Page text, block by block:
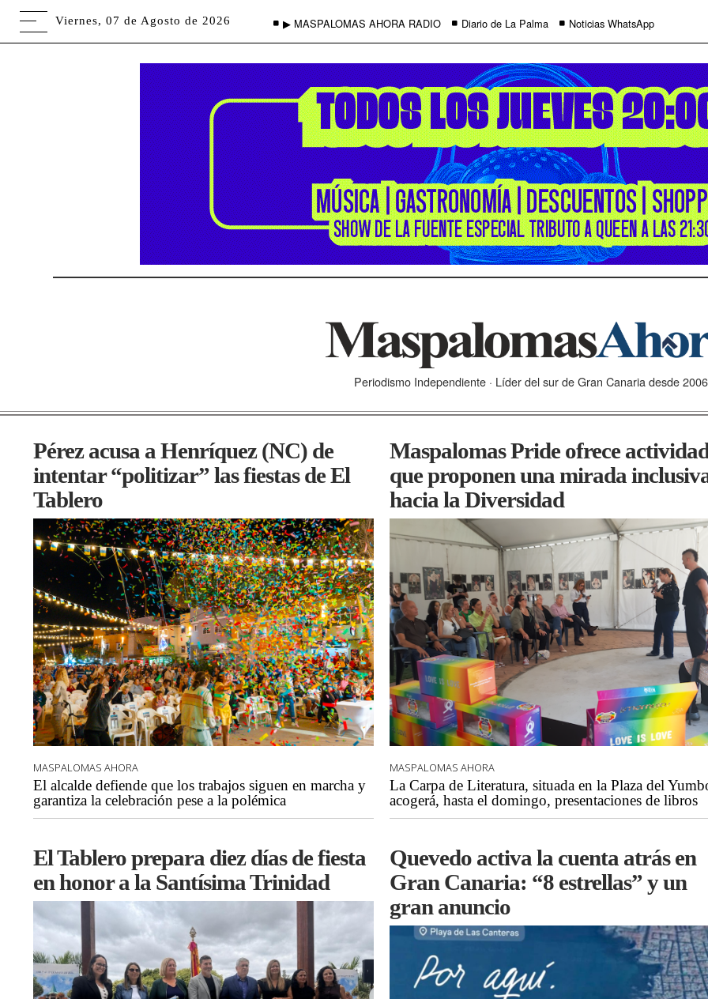
Viernes, 07 de Agosto de 2026 ▶ MASPALOMAS AHORA RADIO Diario de La Palma Noticias WhatsApp
Periodismo Independiente · Líder del sur de Gran Canaria desde 2006
Pérez acusa a Henríquez (NC) de
intentar “politizar” las fiestas de El
Tablero
MASPALOMAS AHORA
El alcalde defiende que los trabajos siguen en marcha y
garantiza la celebración pese a la polémica
El Tablero prepara diez días de fiesta
en honor a la Santísima Trinidad
Maspalomas Pride ofrece
que proponen una mirada
hacia la Diversidad
MASPALOMAS AHORA
La Carpa de Literatura, situada en la Plaza del
acogerá, hasta el domingo, presentaciones de libros
Quevedo activa la cuenta atrás en
Gran Canaria: “8 estrellas” y un
gran anuncio